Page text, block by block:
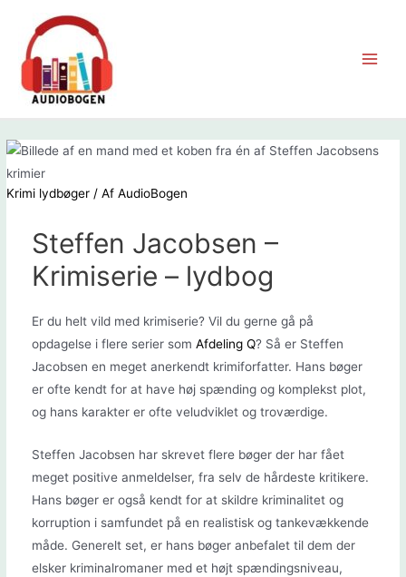
indholdet
Krimi lydbøger / AfAudioBogen
Steffen Jacobsen –
Krimiserie – lydbog
Er du helt vild med krimiserie? Vil du gerne gå på
opdagelse i flere serier som Afdeling Q? Så er Steffen
Jacobsen en meget anerkendt krimiforfatter. Hans bøger
er ofte kendt for at have høj spænding og komplekst plot,
og hans karakter er ofte veludviklet og troværdige.
Steffen Jacobsen har skrevet flere bøger der har fået
meget positive anmeldelser, fra selv de hårdeste kritikere.
Hans bøger er også kendt for at skildre kriminalitet og
korruption i samfundet på en realistisk og tankevækkende
måde. Generelt set, er hans bøger anbefalet til dem der
elsker kriminalromaner med et højt spændingsniveau,